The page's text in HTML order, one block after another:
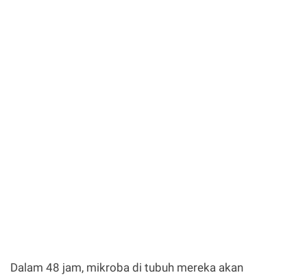
Dalam 48 jam, mikroba di tubuh mereka akan